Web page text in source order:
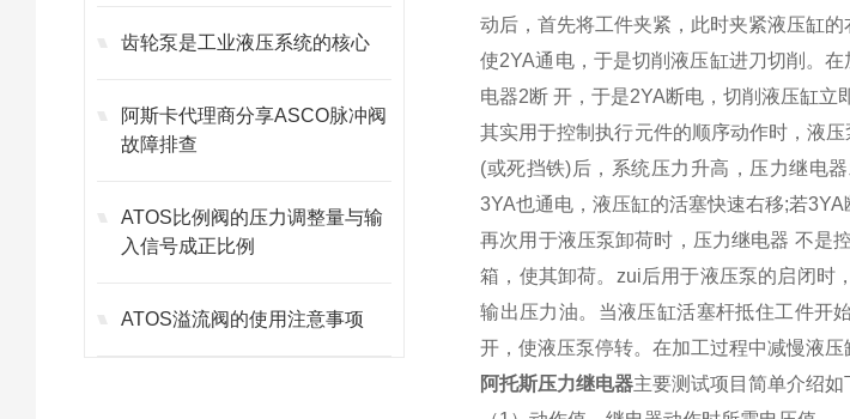
齿轮泵是工业液压系统的核心
阿斯卡代理商分享ASCO脉冲阀
故障排查
ATOS比例阀的压力调整量与输
入信号成正比例
ATOS溢流阀的使用注意事项
动后，首先将工件夹紧，此时夹紧液压缸
使2YA通电，于是切削液压缸进刀切削。
电器2断 开，于是2YA断电，切削液压缸立
其实用于控制执行元件的顺序动作时，液
(或死挡铁)后，系统压力升高，压力继电
3YA也通电，液压缸的活塞快速右移;若
再次用于液压泵卸荷时，压力继电器 不是
箱，使其卸荷。zui后用于液压泵的启闭时
输出压力油。当液压缸活塞杆抵住工件开
开，使液压泵停转。在加工过程中减慢液压
阿托斯压力继电器主要测试项目简单介绍如